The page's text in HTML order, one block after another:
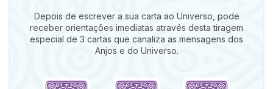
Depois de escrever a sua carta ao Universo, pode
receber orientações imediatas através desta tiragem
especial de 3 cartas que canaliza as mensagens dos
Anjos e do Universo.